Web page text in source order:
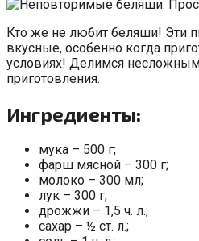
Кто же не любит беляши! Эти
вкусные, особенно когда
условиях! Делимся
приготовления.
Ингредиенты:
мука – 500 г;
фарш мясной – 300 г;
молоко – 300 мл;
лук – 300 г;
дрожжи – 1,5 ч. л.;
сахар – ½ ст. л.;